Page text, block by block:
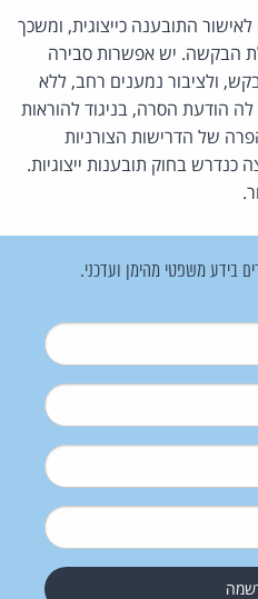
התובענה כייצוגית, ומשכך
הבקשה. יש אפשרות סבירה
ולציבור נמענים רחב, ללא
הודעת הסרה, בניגוד להוראות
הפרה של הדרישות הצורניות
כנדרש בחוק תובענות ייצוגיות.
בידע משפטי מהימן ועדכני.